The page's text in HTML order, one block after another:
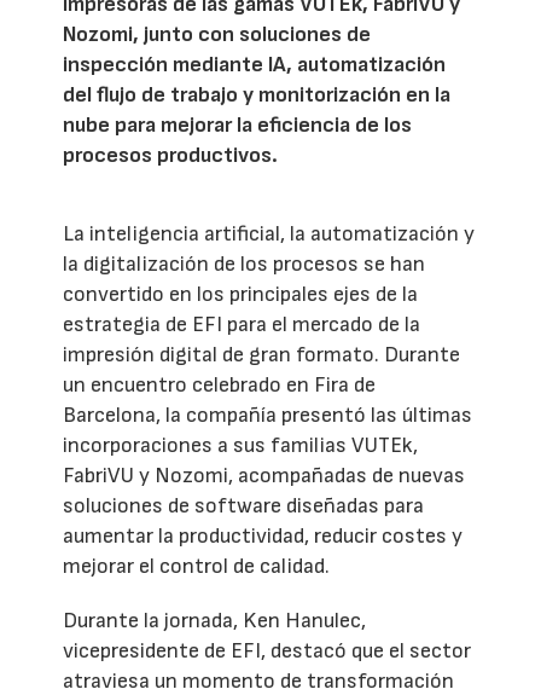
Nozomi, junto con soluciones de
inspección mediante IA, automatización
del flujo de trabajo y monitorización en la
nube para mejorar la eficiencia de los
procesos productivos.
La inteligencia artificial, la automatización y
la digitalización de los procesos se han
convertido en los principales ejes de la
estrategia de EFI para el mercado de la
impresión digital de gran formato. Durante
un encuentro celebrado en Fira de
Barcelona, la compañía presentó las últimas
incorporaciones a sus familias VUTEk,
FabriVU y Nozomi, acompañadas de nuevas
soluciones de software diseñadas para
aumentar la productividad, reducir costes y
mejorar el control de calidad.
Durante la jornada, Ken Hanulec,
vicepresidente de EFI, destacó que el sector
atraviesa un momento de transformación